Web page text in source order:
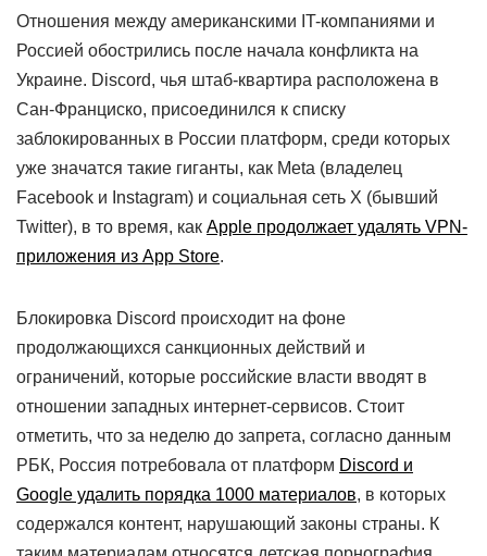
Отношения между американскими IT-компаниями и
Россией обострились после начала конфликта на
Украине. Discord, чья штаб-квартира расположена в
Сан-Франциско, присоединился к списку
заблокированных в России платформ, среди которых
уже значатся такие гиганты, как Meta (владелец
Facebook и Instagram) и социальная сеть X (бывший
Twitter), в то время, как Apple продолжает удалять VPN-
приложения из App Store.
Блокировка Discord происходит на фоне
продолжающихся санкционных действий и
ограничений, которые российские власти вводят в
отношении западных интернет-сервисов. Стоит
отметить, что за неделю до запрета, согласно данным
РБК, Россия потребовала от платформ Discord и
Google удалить порядка 1000 материалов, в которых
содержался контент, нарушающий законы страны. К